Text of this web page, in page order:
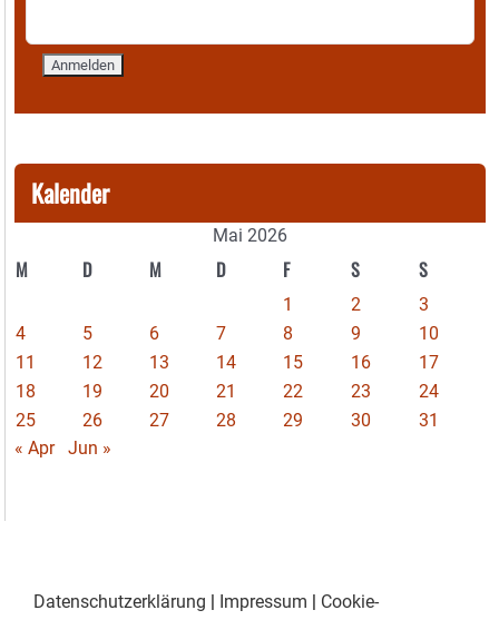
Kalender
Mai 2026
M D M D F S S
1 2
3
4
5 6 7 8 9
10
11
12 13 14 15 16
17
18
19 20 21 22 23
24
25
26 27 28 29 30
31
« Apr
Jun »
Datenschutzerklärung | Impressum | Cookie-